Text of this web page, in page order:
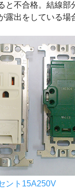
と不合格。結線部
露出をしている場
ント15A250V